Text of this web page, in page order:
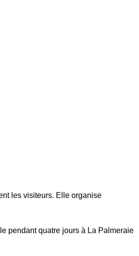
les visiteurs. Elle organise
pendant quatre jours à La Palmeraie